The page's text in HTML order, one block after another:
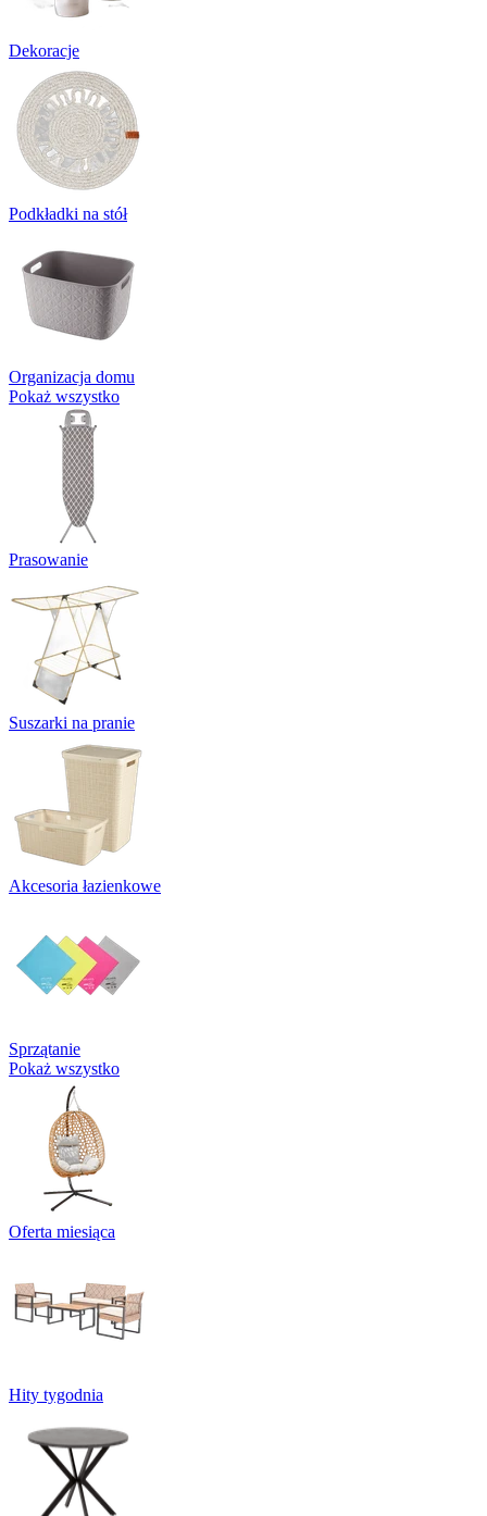
Dekoracje
Podkładki na stół
Organizacja domu
Pokaż wszystko
Prasowanie
Suszarki na pranie
Akcesoria łazienkowe
Sprzątanie
Pokaż wszystko
Oferta miesiąca
Hity tygodnia